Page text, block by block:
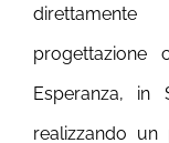
progettazione
Esperanza, in
realizzando